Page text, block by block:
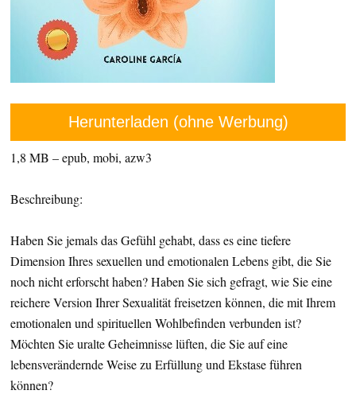
Herunterladen (ohne Werbung)
1,8 MB – epub, mobi, azw3
Beschreibung:
Haben Sie jemals das Gefühl gehabt, dass es eine tiefere
Dimension Ihres sexuellen und emotionalen Lebens gibt, die Sie
noch nicht erforscht haben? Haben Sie sich gefragt, wie Sie eine
reichere Version Ihrer Sexualität freisetzen können, die mit Ihrem
emotionalen und spirituellen Wohlbefinden verbunden ist?
Möchten Sie uralte Geheimnisse lüften, die Sie auf eine
lebensverändernde Weise zu Erfüllung und Ekstase führen
können?